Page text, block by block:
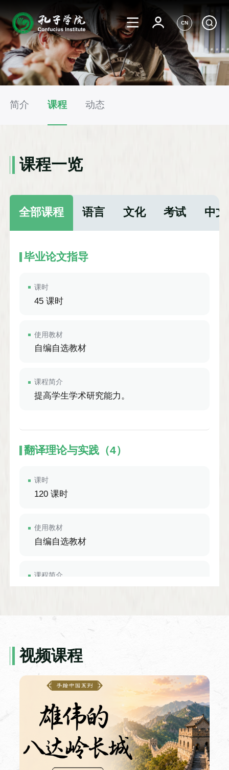
CN
简介 课程 动态
课程一览
全部课程 语言 文化 考试 中
毕业论文指导
课时
45 课时
使用教材
自编自选教材
课程简介
提高学生学术研究能力。
翻译理论与实践（4）
课时
120 课时
使用教材
自编自选教材
课程简介
中国文学（4）
90 课时
使用教材
自编自选教材
视频课程